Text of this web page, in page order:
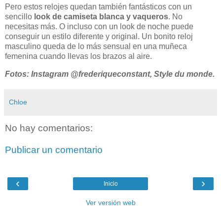
Pero estos relojes quedan también fantásticos con un
sencillo look de camiseta blanca y vaqueros. No
necesitas más. O incluso con un look de noche puede
conseguir un estilo diferente y original. Un bonito reloj
masculino queda de lo más sensual en una muñeca
femenina cuando llevas los brazos al aire.
Fotos: Instagram @frederiqueconstant, Style du monde.
Chloe
No hay comentarios:
Publicar un comentario
‹ ›
Inicio
Ver versión web